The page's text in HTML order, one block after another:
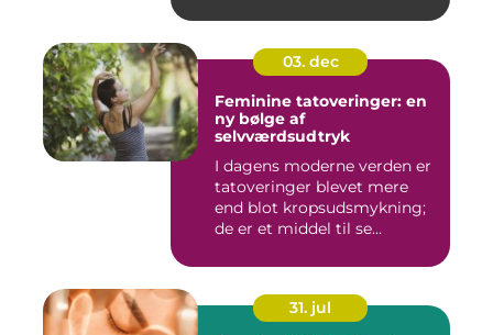
03. dec
Feminine tatoveringer: en
ny bølge af
selvværdsudtryk
I dagens moderne verden er
tatoveringer blevet mere
end blot kropsudsmykning;
de er et middel til se...
31. jul